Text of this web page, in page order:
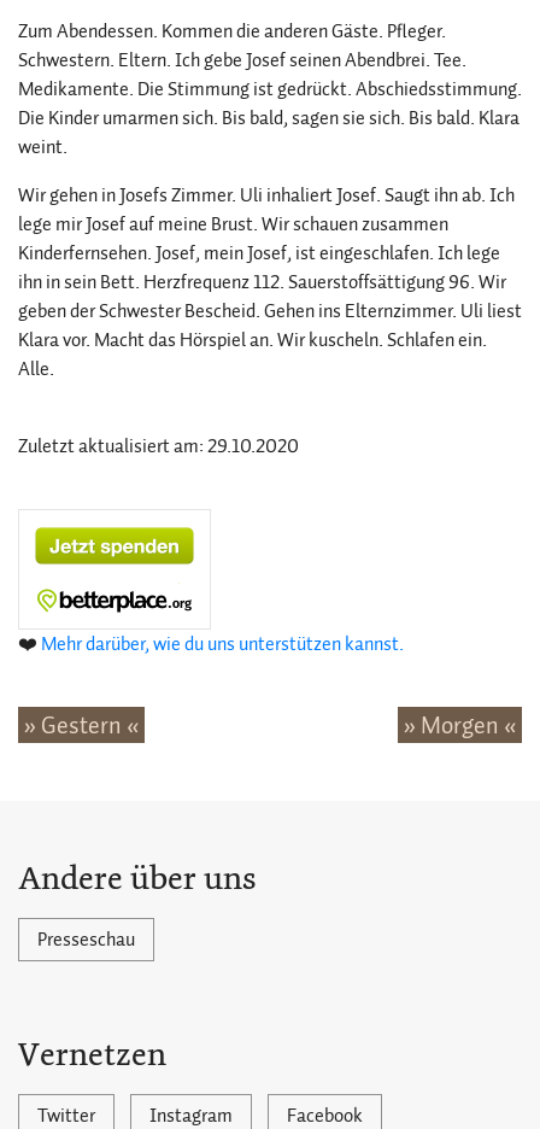
Zum Abendessen. Kommen die anderen Gäste. Pfleger.
Schwestern. Eltern. Ich gebe Josef seinen Abendbrei. Tee.
Medikamente. Die Stimmung ist gedrückt. Abschiedsstimmung.
Die Kinder umarmen sich. Bis bald, sagen sie sich. Bis bald. Klara
weint.
Wir gehen in Josefs Zimmer. Uli inhaliert Josef. Saugt ihn ab. Ich
lege mir Josef auf meine Brust. Wir schauen zusammen
Kinderfernsehen. Josef, mein Josef, ist eingeschlafen. Ich lege
ihn in sein Bett. Herzfrequenz 112. Sauerstoffsättigung 96. Wir
geben der Schwester Bescheid. Gehen ins Elternzimmer. Uli liest
Klara vor. Macht das Hörspiel an. Wir kuscheln. Schlafen ein.
Alle.
Zuletzt aktualisiert am: 29.10.2020
❤️ Mehr darüber, wie du uns unterstützen kannst.
» Gestern « » Morgen «
Andere über uns
Presseschau
Vernetzen
Twitter Instagram Facebook